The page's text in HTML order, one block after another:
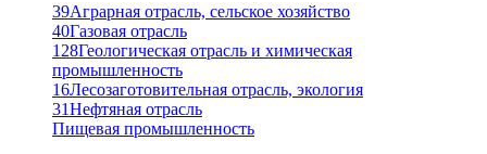
39Аграрная отрасль, сельское хозяйство
40Газовая отрасль
128Геологическая отрасль и химическая
промышленность
16Лесозаготовительная отрасль, экология
31Нефтяная отрасль
Пищевая промышленность